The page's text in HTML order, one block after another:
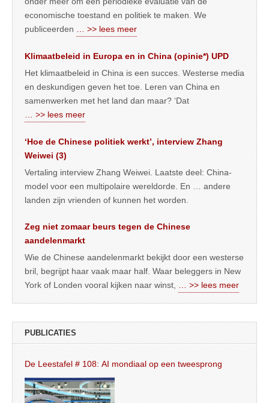
economische toestand en politiek te maken. We
publiceerden
… >> lees meer
Klimaatbeleid in Europa en in China (opinie*) UPD
Het klimaatbeleid in China is een succes. Westerse media
en deskundigen geven het toe. Leren van China en
samenwerken met het land dan maar? ‘Dat
… >> lees meer
‘Hoe de Chinese politiek werkt’, interview Zhang
Weiwei (3)
Vertaling interview Zhang Weiwei. Laatste deel: China-
model voor een multipolaire wereldorde. En … andere
landen zijn vrienden of kunnen het worden.
Zeg niet zomaar beurs tegen de Chinese
aandelenmarkt
Wie de Chinese aandelenmarkt bekijkt door een westerse
bril, begrijpt haar vaak maar half. Waar beleggers in New
York of Londen vooral kijken naar winst,
… >> lees meer
PUBLICATIES
De Leestafel # 108: AI mondiaal op een tweesprong